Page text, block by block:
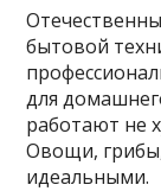
бытовой
для
работают не
Овощи,
идеальными.